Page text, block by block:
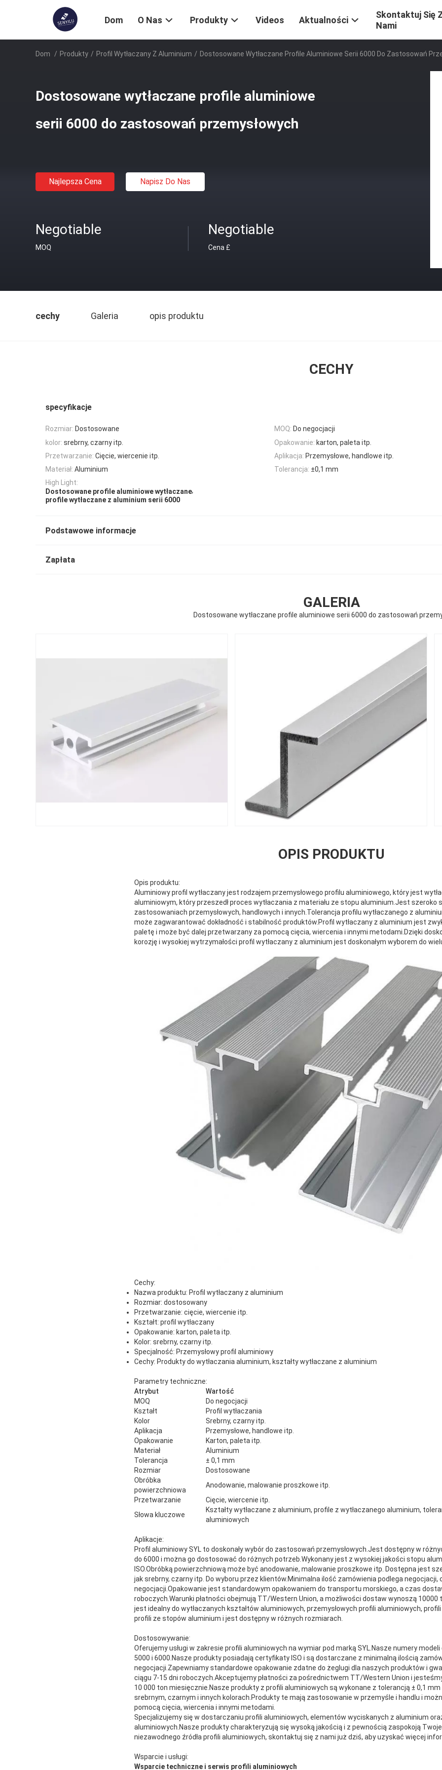
Dom O Nas Produkty Videos Aktualności
Skontaktuj Się
Nami
Dom / Produkty / Profil Wytłaczany Z Aluminium / Dostosowane Wytłaczane Profile Aluminiowe Serii 6000 Do Zastosowań
Dostosowane wytłaczane profile aluminiowe
serii 6000 do zastosowań przemysłowych
Najlepsza Cena Napisz Do Nas
Negotiable
MOQ
Negotiable
Cena £
cechy Galeria opis produktu
CECHY
specyfikacje
Rozmiar: Dostosowane MOQ: Do negocjacji
kolor: srebrny, czarny itp. Opakowanie: karton, paleta itp.
Przetwarzanie: Cięcie, wiercenie itp. Aplikacja: Przemysłowe, handlowe itp.
Materiał: Aluminium Tolerancja: ±0,1 mm
High Light:
Dostosowane profile aluminiowe wytłaczane,
profile wytłaczane z aluminium serii 6000
Podstawowe informacje
Zapłata
GALERIA
Dostosowane wytłaczane profile aluminiowe serii 6000 do zastosowań
OPIS PRODUKTU
Opis produktu:
Aluminiowy profil wytłaczany jest rodzajem przemysłowego profilu aluminiowego, który jest
aluminiowym, który przeszedł proces wytłaczania z materiału ze stopu aluminium.Jest szeroko
zastosowaniach przemysłowych, handlowych i innych.Tolerancja profilu wytłaczanego z
może zagwarantować dokładność i stabilność produktów.Profil wytłaczany z aluminium jest
paletę i może być dalej przetwarzany za pomocą cięcia, wiercenia i innymi metodami.Dzięki
korozję i wysokiej wytrzymałości profil wytłaczany z aluminium jest doskonałym wyborem do
Cechy:
Nazwa produktu: Profil wytłaczany z aluminium
Rozmiar: dostosowany
Przetwarzanie: cięcie, wiercenie itp.
Kształt: profil wytłaczany
Opakowanie: karton, paleta itp.
Kolor: srebrny, czarny itp.
Specjalność: Przemysłowy profil aluminiowy
Cechy: Produkty do wytłaczania aluminium, kształty wytłaczane z aluminium
Parametry techniczne:
Atrybut
Wartość
MOQ
Do negocjacji
Kształt
Profil wytłaczania
Kolor
Srebrny, czarny itp.
Aplikacja
Przemysłowe, handlowe itp.
Opakowanie
Karton, paleta itp.
Materiał
Aluminium
Tolerancja
± 0,1 mm
Rozmiar
Dostosowane
Obróbka
powierzchniowa
Anodowanie, malowanie proszkowe itp.
Przetwarzanie
Cięcie, wiercenie itp.
Słowa kluczowe
Kształty wytłaczane z aluminium, profile z wytłaczanego aluminium,
aluminiowych
Aplikacje:
Profil aluminiowy SYL to doskonały wybór do zastosowań przemysłowych.Jest dostępny w
do 6000 i można go dostosować do różnych potrzeb.Wykonany jest z wysokiej jakości stopu
ISO.Obróbką powierzchniową może być anodowanie, malowanie proszkowe itp. Dostępna jest
jak srebrny, czarny itp. Do wyboru przez klientów.Minimalna ilość zamówienia podlega negocjacji,
negocjacji.Opakowanie jest standardowym opakowaniem do transportu morskiego, a czas
roboczych.Warunki płatności obejmują TT/Western Union, a możliwości dostaw wynoszą 10000
jest idealny do wytłaczanych kształtów aluminiowych, przemysłowych profili aluminiowych,
profili ze stopów aluminium i jest dostępny w różnych rozmiarach.
Dostosowywanie:
Oferujemy usługi w zakresie profili aluminiowych na wymiar pod marką SYL.Nasze numery
5000 i 6000.Nasze produkty posiadają certyfikaty ISO i są dostarczane z minimalną ilością
negocjacji.Zapewniamy standardowe opakowanie zdatne do żeglugi dla naszych produktów i
ciągu 7-15 dni roboczych.Akceptujemy płatności za pośrednictwem TT/Western Union i
10 000 ton miesięcznie.Nasze produkty z profili aluminiowych są wykonane z tolerancją ± 0,1
srebrnym, czarnym i innych kolorach.Produkty te mają zastosowanie w przemyśle i handlu i
pomocą cięcia, wiercenia i innymi metodami.
Specjalizujemy się w dostarczaniu profili aluminiowych, elementów wyciskanych z aluminium
aluminiowych.Nasze produkty charakteryzują się wysoką jakością i z pewnością zaspokoją
niezawodnego źródła profili aluminiowych, skontaktuj się z nami już dziś, aby uzyskać więcej
Wsparcie i usługi:
Wsparcie techniczne i serwis profili aluminiowych